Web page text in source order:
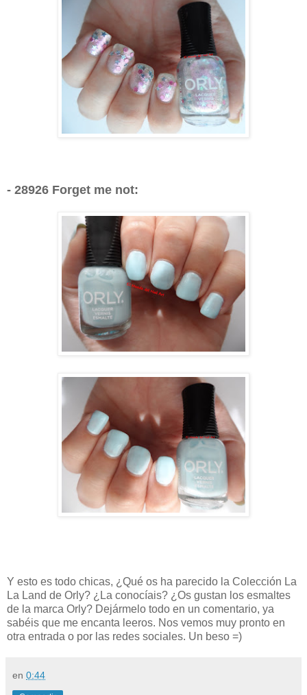
- 28926 Forget me not:
Y esto es todo chicas, ¿Qué os ha parecido la Colección La
La Land de Orly? ¿La conocíais? ¿Os gustan los esmaltes
de la marca Orly? Dejármelo todo en un comentario, ya
sabéis que me encanta leeros. Nos vemos muy pronto en
otra entrada o por las redes sociales. Un beso =)
en 0:44